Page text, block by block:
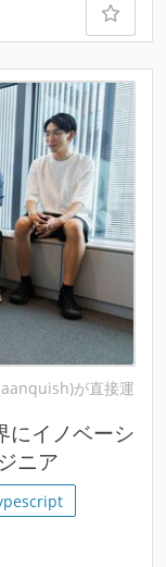
が直接運
にイノベーシ
ニア